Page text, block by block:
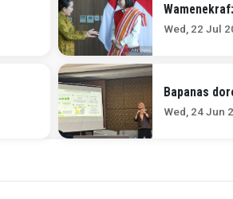
Wed, 22 Jul
Bapanas
Wed, 24 Jun